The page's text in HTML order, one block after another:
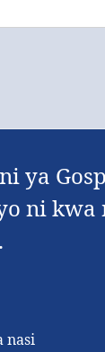
ya
ni kwa
nasi